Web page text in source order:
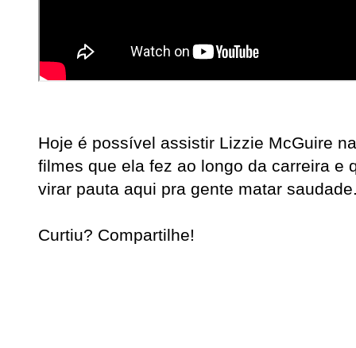
Hoje é possível assistir Lizzie McGuire
filmes que ela fez ao longo da carreira e
virar pauta aqui pra gente matar
Curtiu? Compartilhe!